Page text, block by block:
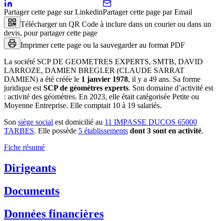
Partager cette page sur LinkedinPartager cette page par Email
Télécharger un QR Code à inclure dans un courier ou dans un
devis, pour partager cette page
Imprimer cette page ou la sauvegarder au format PDF
La société SCP DE GEOMETRES EXPERTS, SMTB, DAVID
LARROZE, DAMIEN BREGLER (CLAUDE SARRAT
DAMIEN) a été créée le 1 janvier 1978, il y a 49 ans. Sa forme
juridique est SCP de géomètres experts. Son domaine d’activité est
: activité des géomètres. En 2023, elle était catégorisée Petite ou
Moyenne Entreprise. Elle comptait 10 à 19 salariés.
Son siège social est domicilié au 11 IMPASSE DUCOS 65000
TARBES. Elle possède 5 établissements dont 3 sont en activité.
Fiche résumé
Dirigeants
Documents
Données financières